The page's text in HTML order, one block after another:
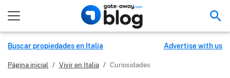
Buscar propiedades en Italia Advertise with us
Página inicial / Vivir en Italia / Curiosidades